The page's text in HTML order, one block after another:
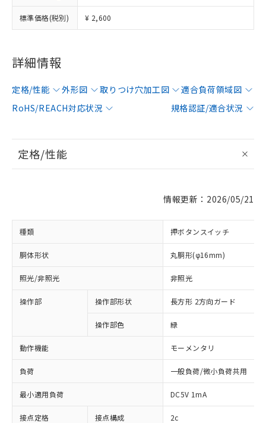
標準価格(税別) ¥ 2,600
詳細情報
定格/性能 外形図 取りつけ穴加工図
適合負荷領域図
RoHS/REACH対応状況
規格認証/適合状況
定格/性能
情報更新：2026/05/21
種類 押ボタンスイッチ
胴体形状 丸胴形(φ16mm)
照光/非照光 非照光
操作部 操作部形状 長方形 2方向ガード
操作部色 緑
動作機能 モーメンタリ
負荷 一般負荷/微小負荷共用
最小適用負荷 DC5V 1mA
接点定格 接点構成 2c